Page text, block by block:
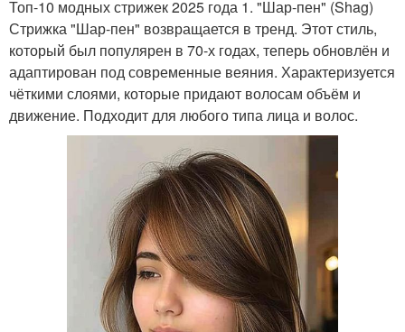
Топ-10 модных стрижек 2025 года 1. "Шар-пен" (Shag)
Стрижка "Шар-пен" возвращается в тренд. Этот стиль,
который был популярен в 70-х годах, теперь обновлён и
адаптирован под современные веяния. Характеризуется
чёткими слоями, которые придают волосам объём и
движение. Подходит для любого типа лица и волос.